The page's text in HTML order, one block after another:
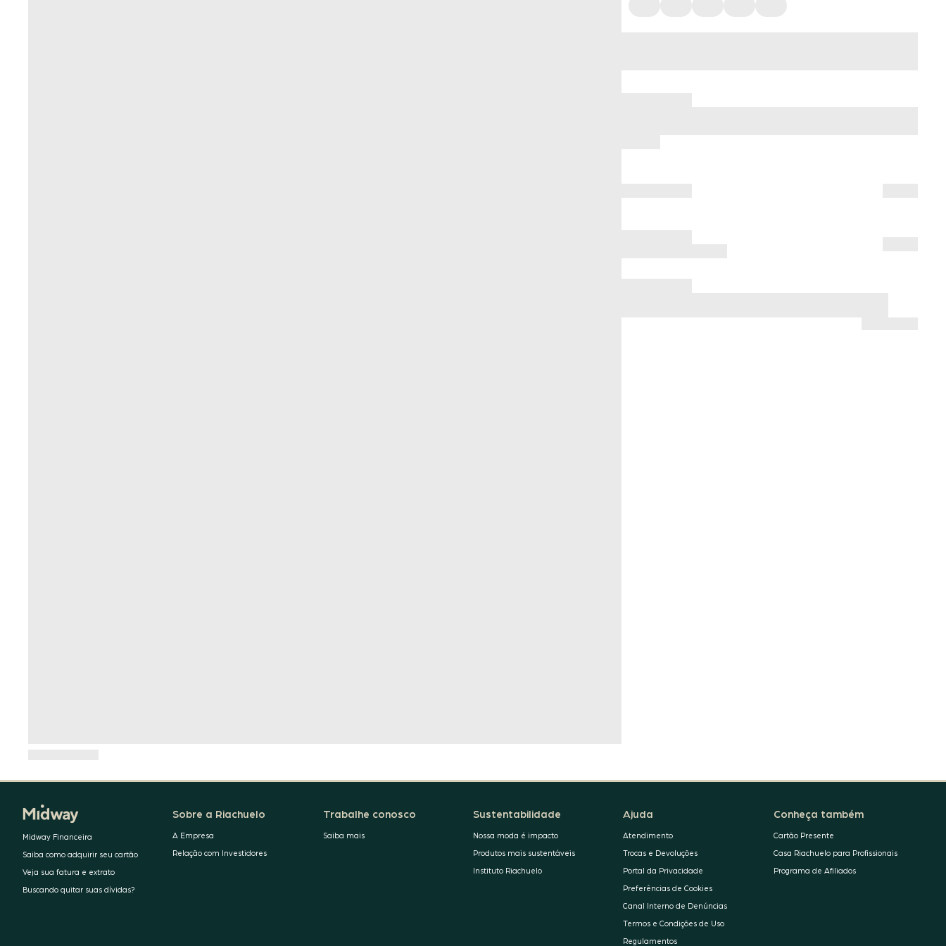
Midway Financeira
Saiba como adquirir seu cartão
Veja sua fatura e extrato
Buscando quitar suas dívidas?
Sobre a Riachuelo
A Empresa
Relação com Investidores
Trabalhe conosco
Saiba mais
Sustentabilidade
Nossa moda é impacto
Produtos mais sustentáveis
Instituto Riachuelo
Ajuda
Atendimento
Trocas e Devoluções
Portal da Privacidade
Preferências de Cookies
Canal Interno de Denúncias
Termos e Condições de Uso
Regulamentos
Conheça também
Cartão Presente
Casa Riachuelo para Profissionais
Programa de Afiliados